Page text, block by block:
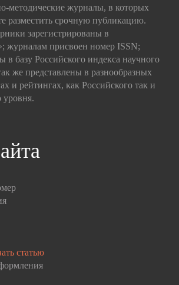
методические журналы, в которых
разместить срочную публикацию.
зарегистрированы в
журналам присвоен номер ISSN;
в базу Российского индекса научного
же представлены в разнообразных
и рейтингах, как Российского так и
уровня.
статью